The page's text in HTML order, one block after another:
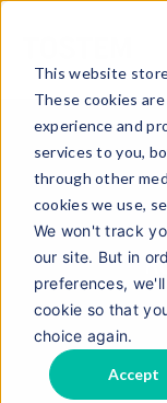
This website
These cookies
experience and
services to you,
through other
cookies we use,
We won't track
our site. But in
preferences,
cookie so that
choice again.
Accept
ห